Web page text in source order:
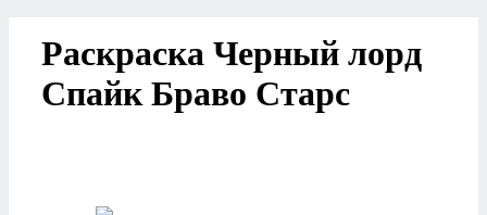
Раскраска Черный лорд
Спайк Браво Старс